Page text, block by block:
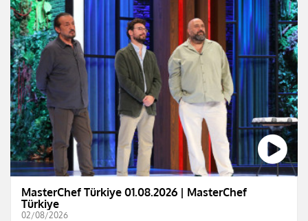
MasterChef Türkiye 01.08.2026 | MasterChef
Türkiye
02/08/2026